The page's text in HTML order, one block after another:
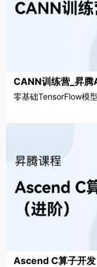
CANN训练营_昇腾
零基础TensorFlow模
Ascend C算子开发